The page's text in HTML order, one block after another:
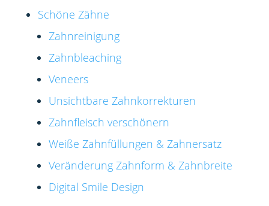
Schöne Zähne
Zahnreinigung
Zahnbleaching
Veneers
Unsichtbare Zahnkorrekturen
Zahnfleisch verschönern
Weiße Zahnfüllungen & Zahnersatz
Veränderung Zahnform & Zahnbreite
Digital Smile Design